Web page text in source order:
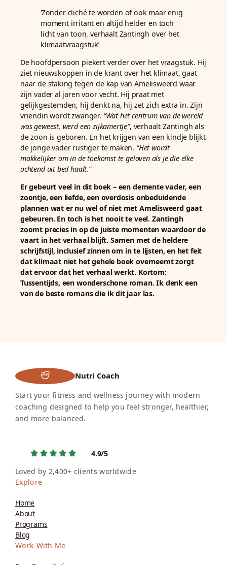
‘Zonder cliché te worden of ook maar enig
moment irritant en altijd helder en toch
licht van toon, verhaalt Zantingh over het
klimaatvraagstuk’
De hoofdpersoon piekert verder over het vraagstuk. Hij
ziet nieuwskoppen in de krant over het klimaat, gaat
naar de staking tegen de kap van Amelisweerd waar
zijn vader al jaren voor vecht. Hij praat met
gelijkgestemden, hij denkt na, hij zet zich extra in. Zijn
vriendin wordt zwanger. “Wat het centrum van de wereld
was geweest, werd een zijkamertje”, verhaalt Zantingh als
de zoon is geboren. En het krijgen van een kindje blijkt
de jonge vader rustiger te maken. “Het wordt
makkelijker om in de toekomst te geloven als je die elke
ochtend uit bed haalt.”
Er gebeurt veel in dit boek – een demente vader, een
zoontje, een liefde, een overdosis onbeduidende
plannen wat er nu wel of niet met Amelisweerd gaat
gebeuren. En toch is het nooit te veel. Zantingh
zoomt precies in op de juiste momenten waardoor de
vaart in het verhaal blijft. Samen met de heldere
schrijfstijl, inclusief zinnen om in te lijsten, en het feit
dat klimaat niet het gehele boek overneemt zorgt
dat ervoor dat het verhaal werkt. Kortom:
Tussentijds, een wonderschone roman. Ik denk een
van de beste romans die ik dit jaar las.
Nutri Coach
Start your fitness and wellness journey with modern
coaching designed to help you feel stronger, healthier,
and more balanced.
4.9/5
Loved by 2,400+ clients worldwide
Explore
Home
About
Programs
Blog
Work With Me